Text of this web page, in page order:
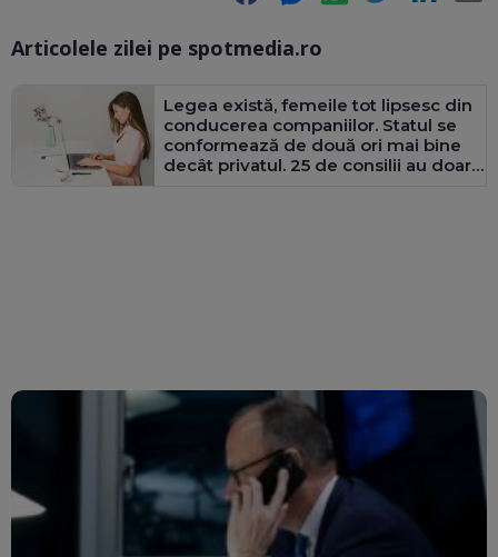
Articolele zilei pe spotmedia.ro
Legea există, femeile tot lipsesc din
conducerea companiilor. Statul se
conformează de două ori mai bine
decât privatul. 25 de consilii au doar